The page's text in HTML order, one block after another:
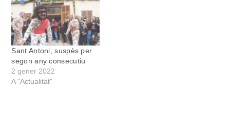
Sant Antoni, suspès per
segon any consecutiu
2 gener 2022
A "Actualitat"